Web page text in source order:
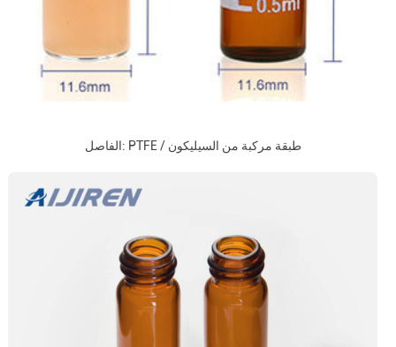
الفاصل: PTFE / طبقة مركبة من السيليكون